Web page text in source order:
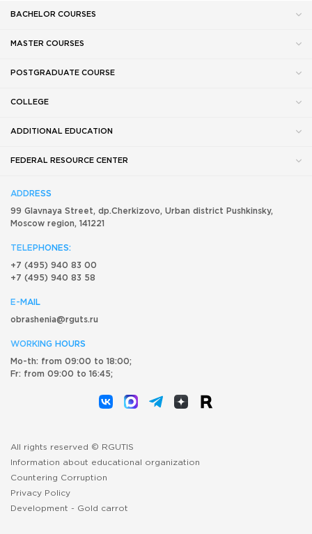
BACHELOR COURSES
MASTER COURSES
POSTGRADUATE COURSE
COLLEGE
ADDITIONAL EDUCATION
FEDERAL RESOURCE CENTER
ADDRESS
99 Glavnaya Street, dp.Cherkizovo, Urban district Pushkinsky,
Moscow region, 141221
TELEPHONES:
+7 (495) 940 83 00
+7 (495) 940 83 58
E-MAIL
obrashenia@rguts.ru
WORKING HOURS
Mo-th: from 09:00 to 18:00;
Fr: from 09:00 to 16:45;
All rights reserved © RGUTIS
Information about educational organization
Countering Corruption
Privacy Policy
Development - Gold carrot